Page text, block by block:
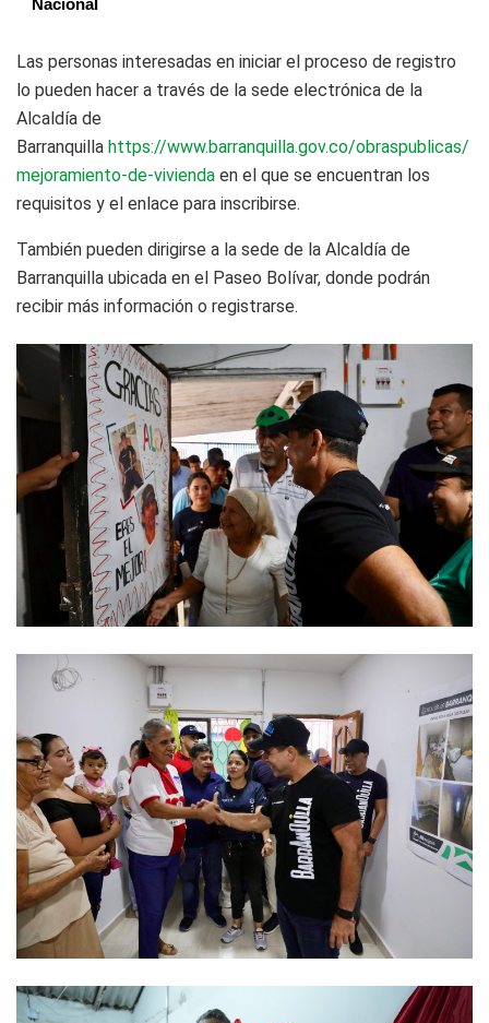
Nacional
Las personas interesadas en iniciar el proceso de registro
lo pueden hacer a través de la sede electrónica de la
Alcaldía de
Barranquilla https://www.barranquilla.gov.co/obraspublicas/
mejoramiento-de-vivienda en el que se encuentran los
requisitos y el enlace para inscribirse.
También pueden dirigirse a la sede de la Alcaldía de
Barranquilla ubicada en el Paseo Bolívar, donde podrán
recibir más información o registrarse.